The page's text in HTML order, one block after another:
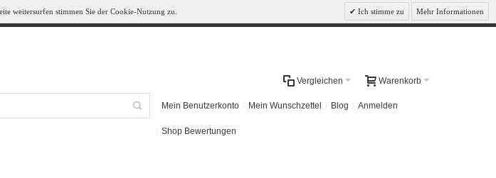
weitersurfen stimmen Sie der Cookie-Nutzung zu. Ich stimme zu Mehr Informationen
Warenkorb
Vergleichen
Mein Benutzerkonto Mein Wunschzettel Blog Anmelden
Shop Bewertungen